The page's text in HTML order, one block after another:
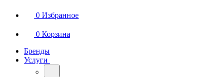
0 Избранное
0 Корзина
Бренды
Услуги